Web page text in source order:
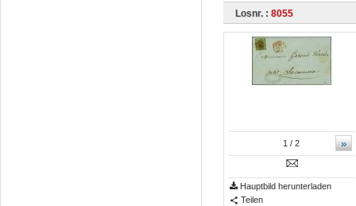
Losnr. : 8055
»
1 / 2
Hauptbild herunterladen
Teilen